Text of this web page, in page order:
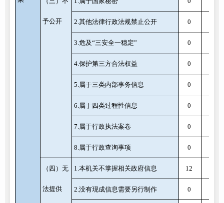
予公开 2.其他法律行政法规禁止公开 0
3.危及“三安全一稳定” 0
4.保护第三方合法权益 0
5.属于三类内部事务信息 0
6.属于四类过程性信息 0
7.属于行政执法案卷 0
8.属于行政查询事项 0
（四）无
法提供
1.本机关不掌握相关政府信息 12
2.没有现成信息需要另行制作 0